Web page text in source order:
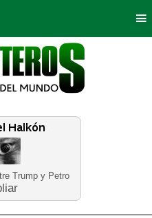
Trump y Petro
Bogotá
Deportes
Neira